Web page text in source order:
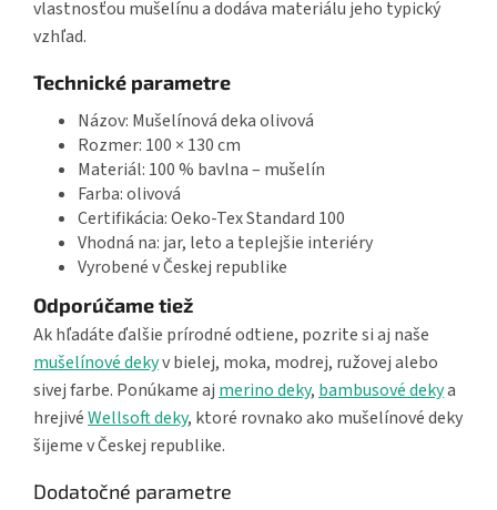
vlastnosťou mušelínu a dodáva materiálu jeho typický
vzhľad.
Technické parametre
Názov: Mušelínová deka olivová
Rozmer: 100 × 130 cm
Materiál: 100 % bavlna – mušelín
Farba: olivová
Certifikácia: Oeko-Tex Standard 100
Vhodná na: jar, leto a teplejšie interiéry
Vyrobené v Českej republike
Odporúčame tiež
Ak hľadáte ďalšie prírodné odtiene, pozrite si aj naše
mušelínové dekyv bielej, moka, modrej, ružovej alebo
sivej farbe. Ponúkame aj merino deky, bambusové dekya
hrejivéWellsoft deky, ktoré rovnako ako mušelínové deky
šijeme v Českej republike.
Dodatočné parametre